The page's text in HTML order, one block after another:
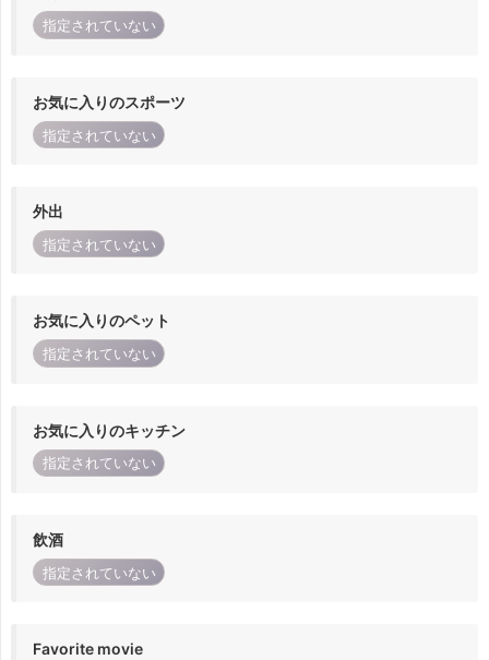
指定されていない
お気に入りのスポーツ
指定されていない
外出
指定されていない
お気に入りのペット
指定されていない
お気に入りのキッチン
指定されていない
飲酒
指定されていない
Favorite movie